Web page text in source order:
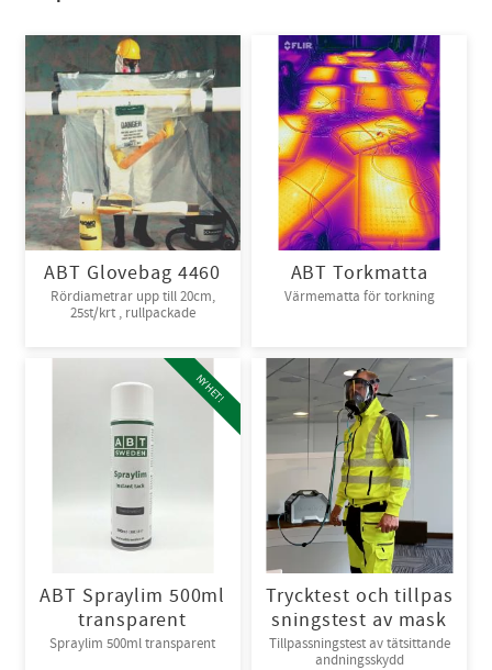
ABT Glovebag 4460
Rördiametrar upp till 20cm,
25st/krt , rullpackade
ABT Torkmatta
Värmematta för torkning
ABT Spraylim 500ml
transparent
Spraylim 500ml transparent
NYHET!
Trycktest och tillpas
sningstest av mask
Tillpassningstest av tätsittande
andningsskydd